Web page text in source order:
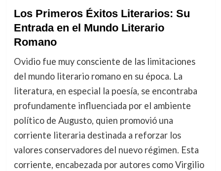
Los Primeros Éxitos Literarios: Su
Entrada en el Mundo Literario
Romano
Ovidio fue muy consciente de las limitaciones
del mundo literario romano en su época. La
literatura, en especial la poesía, se encontraba
profundamente influenciada por el ambiente
político de Augusto, quien promovió una
corriente literaria destinada a reforzar los
valores conservadores del nuevo régimen. Esta
corriente, encabezada por autores como Virgilio